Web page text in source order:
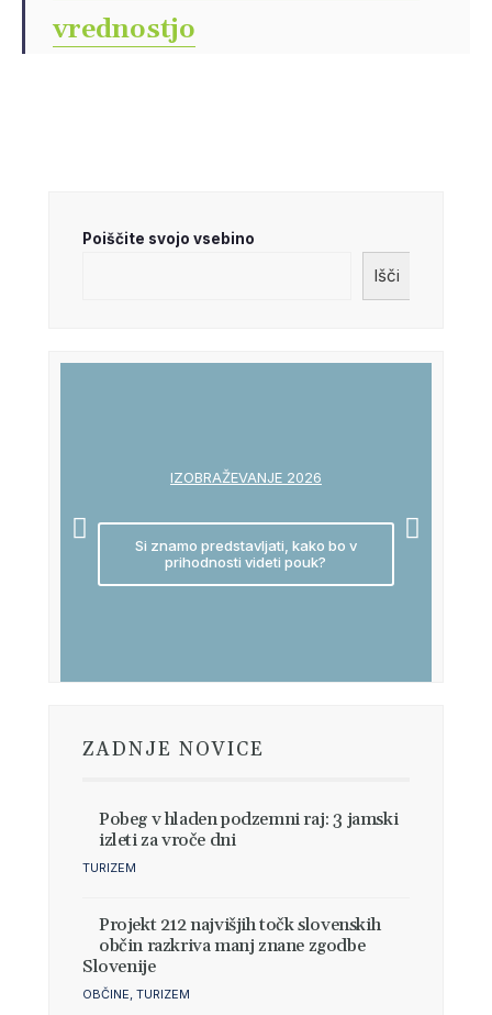
vrednostjo
Poiščite svojo vsebino
Išči
IZOBRAŽEVANJE 2026
Si znamo predstavljati, kako bo v
prihodnosti videti pouk?
ZADNJE NOVICE
Pobeg v hladen podzemni raj: 3 jamski
izleti za vroče dni
TURIZEM
Projekt 212 najvišjih točk slovenskih
občin razkriva manj znane zgodbe
Slovenije
OBČINE, TURIZEM